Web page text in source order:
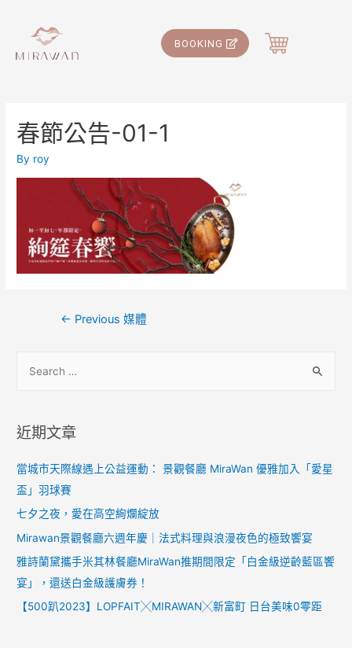
BOOKING
春節公告-01-1
By roy
← Previous 媒體
近期文章
當城市天際線遇上公益運動： 景觀餐廳 MiraWan 優雅加入「愛星
盃」羽球賽
七夕之夜，愛在高空絢爛綻放
Mirawan景觀餐廳六週年慶｜法式料理與浪漫夜色的極致饗宴
雅詩蘭黛攜手米其林餐廳MiraWan推期間限定「白金級逆齡藍區饗
宴」，還送白金級護膚券！
【500趴2023】LOPFAIT╳MIRAWAN╳新富町 日台美味0零距